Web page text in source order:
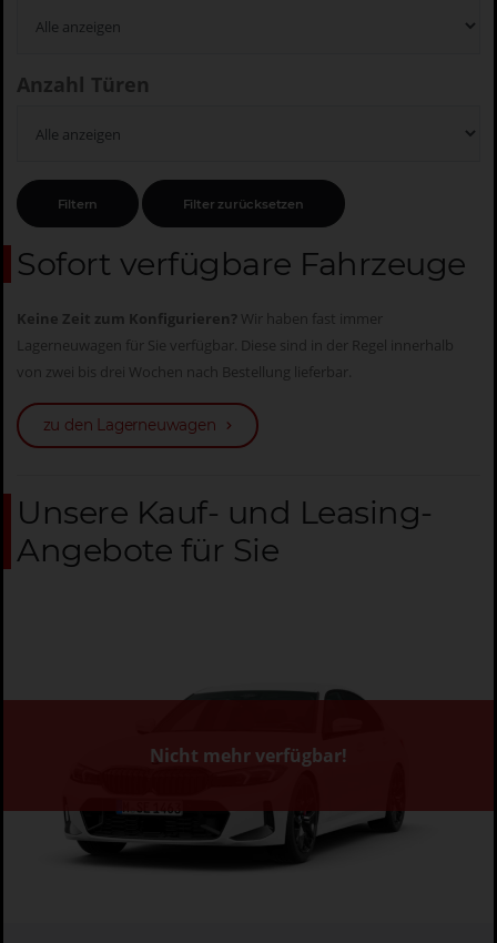
Anzahl Türen
Sofort verfügbare Fahrzeuge
Keine Zeit zum Konfigurieren? Wir haben fast immer
Lagerneuwagen für Sie verfügbar. Diese sind in der Regel innerhalb
von zwei bis drei Wochen nach Bestellung lieferbar.
zu den Lagerneuwagen
Unsere Kauf- und Leasing-
Angebote für Sie
Nicht mehr verfügbar!